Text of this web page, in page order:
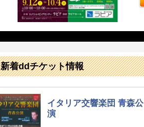
新着ddチケット情報
イタリア交響楽団 青森公
演